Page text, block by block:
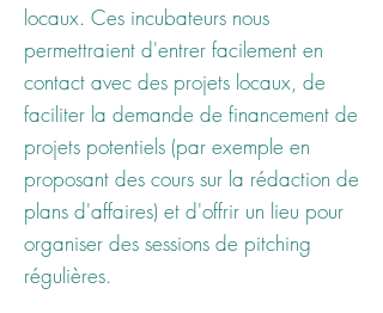
locaux. Ces incubateurs nous
permettraient d'entrer facilement en
contact avec des projets locaux, de
faciliter la demande de financement de
projets potentiels (par exemple en
proposant des cours sur la rédaction de
plans d'affaires) et d'offrir un lieu pour
organiser des sessions de pitching
régulières.